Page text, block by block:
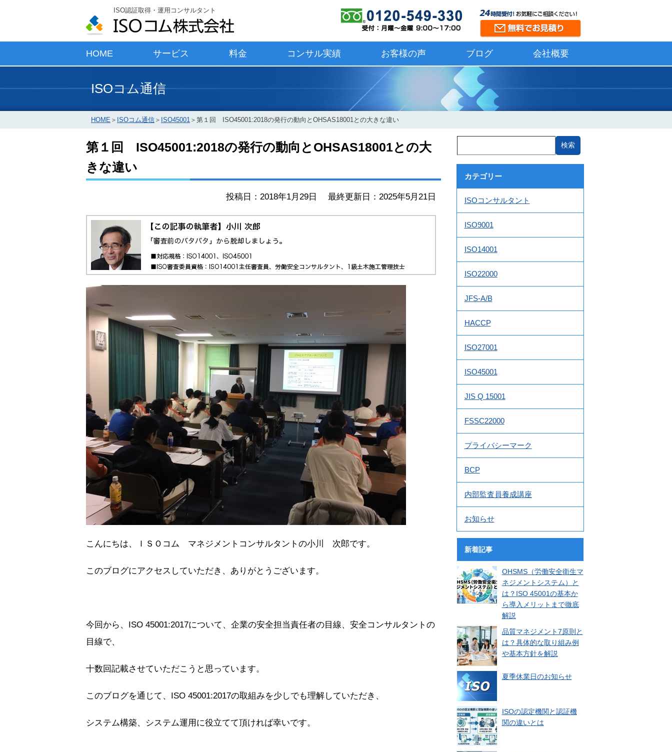
ISO認証取得・運用コンサルタント
HOME サービス 料金 コンサル実績 お客様の声 ブログ 会社概要
ISOコム通信
HOME ＞ ISOコム通信 ＞ ISO45001 ＞ 第１回 ISO45001:2018の発行の動向とOHSAS18001との大きな違い
第１回 ISO45001:2018の発行の動向とOHSAS18001との大
きな違い
投稿日：2018年1月29日 最終更新日：2025年5月21日
こんにちは、ＩＳＯコム マネジメントコンサルタントの小川 次郎です。
このブログにアクセスしていただき、ありがとうございます。
今回から、ISO 45001:2017について、企業の安全担当責任者の目線、安全コンサルタントの
目線で、
十数回記載させていただこうと思っています。
このブログを通じて、ISO 45001:2017の取組みを少しでも理解していただき、
システム構築、システム運用に役立てて頂ければ幸いです。
カテゴリー
ISOコンサルタント
ISO9001
ISO14001
ISO22000
JFS-A/B
HACCP
ISO27001
ISO45001
JIS Q 15001
FSSC22000
プライバシーマーク
BCP
内部監査員養成講座
お知らせ
新着記事
OHSMS（労働安全衛生マ
ネジメントシステム）と
は？ISO 45001の基本か
ら導入メリットまで徹底
解説
品質マネジメント7原則と
は？具体的な取り組み例
や基本方針を解説
夏季休業日のお知らせ
ISOの認定機関と認証機
関の違いとは